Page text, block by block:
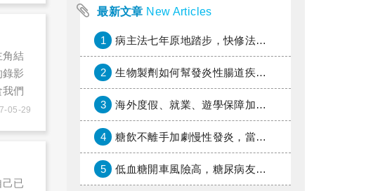
角結
影
們
05-29
已
最新文章 New Articles
1 病主法七年原地踏步，快修法讓病人自主決定善終
2 生物製劑如何幫發炎性腸道疾病患者抗潰瘍？治療進展與健保給付困境一次看
3 海外度假、就業、遊學保障加倍，富邦產險「一期逐夢」專案加碼遠距醫療與緊急救援
4 糖飲不離手加劇慢性發炎，當心老化與慢性病提早報到
5 低血糖開車風險高，糖尿病友上路必學的安全守則